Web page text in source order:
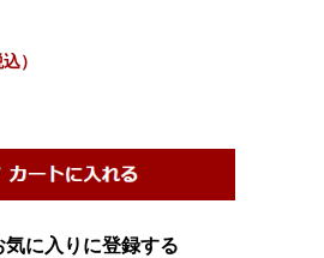
）
気に入りに登録する